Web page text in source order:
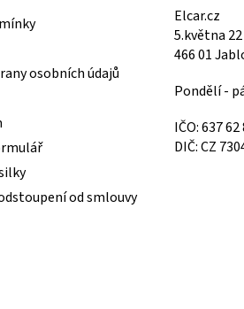
osobních údajů
od smlouvy
Elcar.cz
5.května 22
466 01
Pondělí -
IČO: 637 62
DIČ: CZ